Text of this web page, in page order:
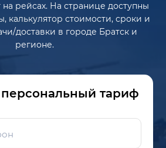
рейсах. На странице доступны
калькулятор стоимости, сроки и
доставки в городе Братск и
регионе.
тариф